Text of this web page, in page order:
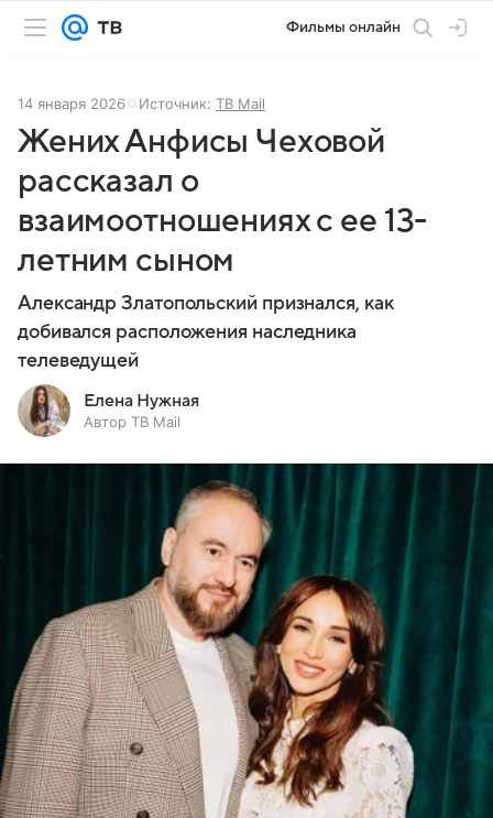
Фильмы онлайн
14 января 2026 Источник: ТВ Mail
Жених Анфисы Чеховой
рассказал о
взаимоотношениях с ее 13-
летним сыном
Александр Златопольский признался, как
добивался расположения наследника
телеведущей
Елена Нужная
Автор ТВ Mail